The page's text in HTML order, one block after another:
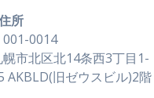
所
001-0014
幌市北区北14条西3丁目1-
AKBLD(旧ゼウスビル)2階